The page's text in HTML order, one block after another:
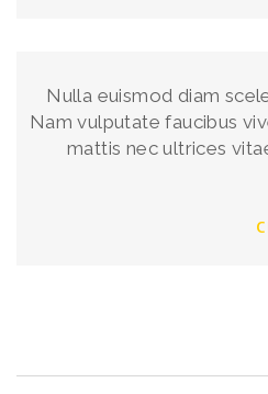
Nulla euismod diam
Nam vulputate faucibus
mattis nec ultrices